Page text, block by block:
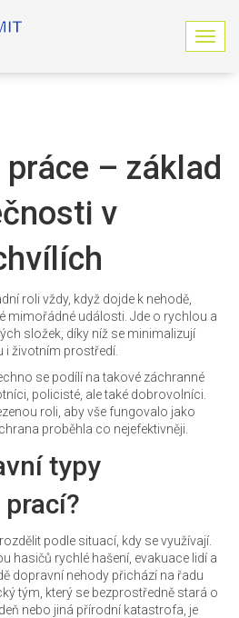
Z
o
t
n
i
– základ
v
roli vždy, když dojde k nehodě,
mimořádné události. Jde o rychlou a
složek, díky níž se minimalizují
i životním prostředí.
se podílí na takové záchranné
policisté, ale také dobrovolníci.
roli, aby vše fungovalo jako
proběhla co nejefektivněji.
typy
podle situací, kdy se využívají.
hasičů rychlé hašení, evakuace lidí a
dopravní nehody přichází na řadu
tým, který se bezprostředně stará o
nebo jiná přírodní katastrofa, je